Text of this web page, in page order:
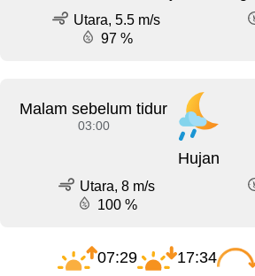
Utara, 5.5 m/s
97 %
Malam sebelum tidur
03:00
Hujan
Utara, 8 m/s
100 %
07:29 17:34